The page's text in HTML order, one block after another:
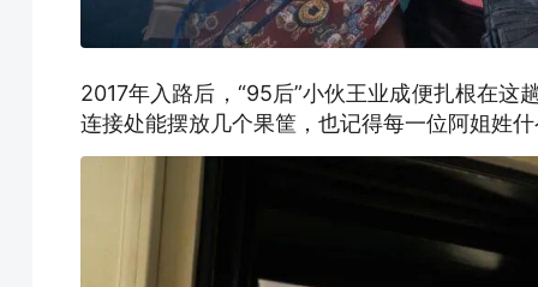
2017年入路后，“95后”小伙王业成便扎根在这
连接处能摆放几个果筐，也记得每一位阿姐姓